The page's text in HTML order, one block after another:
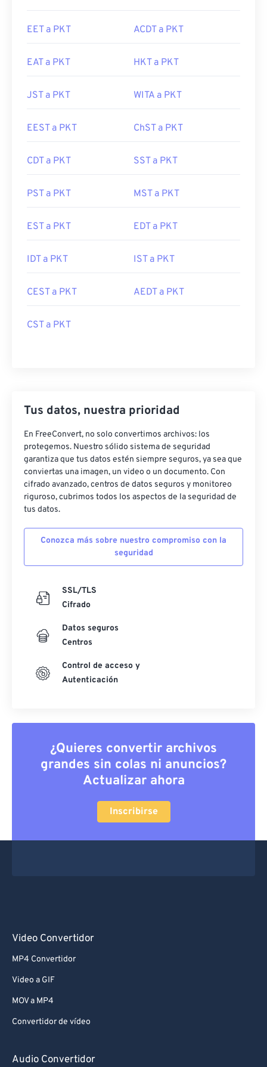
EET a PKT ACDT a PKT
EAT a PKT HKT a PKT
JST a PKT WITA a PKT
EEST a PKT ChST a PKT
CDT a PKT SST a PKT
PST a PKT MST a PKT
EST a PKT EDT a PKT
IDT a PKT IST a PKT
CEST a PKT AEDT a PKT
CST a PKT
Tus datos, nuestra prioridad
En FreeConvert, no solo convertimos archivos: los
protegemos. Nuestro sólido sistema de seguridad
garantiza que tus datos estén siempre seguros, ya sea que
conviertas una imagen, un video o un documento. Con
cifrado avanzado, centros de datos seguros y monitoreo
riguroso, cubrimos todos los aspectos de la seguridad de
tus datos.
Conozca más sobre nuestro compromiso con la
seguridad
SSL/TLS
Cifrado
Datos seguros
Centros
Control de acceso y
Autenticación
¿Quieres convertir archivos
grandes sin colas ni anuncios?
Actualizar ahora
Inscribirse
Video Convertidor
MP4 Convertidor
Video a GIF
MOV a MP4
Convertidor de vídeo
Audio Convertidor